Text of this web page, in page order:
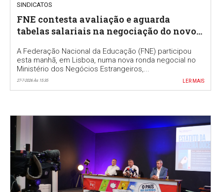
SINDICATOS
FNE contesta avaliação e aguarda
tabelas salariais na negociação do novo
A Federação Nacional da Educação (FNE) participou
esta manhã, em Lisboa, numa nova ronda negocial no
Ministério dos Negócios Estrangeiros,...
27-7-2026 Às 15:35 LER MAIS